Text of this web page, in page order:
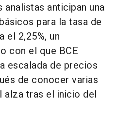
anticipan una
para la tasa de
el 2,25%, un
con el que BCE
escalada de precios
de conocer varias
alza tras el inicio del